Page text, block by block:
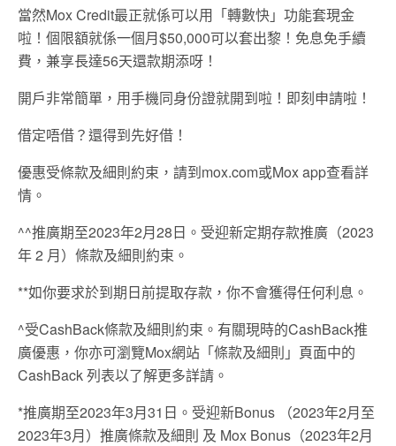
當然Mox Credit最正就係可以用「轉數快」功能套現金
啦！個限額就係一個月$50,000可以套出黎！免息免手續
費，兼享長達56天還款期添呀！
開戶非常簡單，用手機同身份證就開到啦！即刻申請啦！
借定唔借？還得到先好借！
優惠受條款及細則約束，請到mox.com或Mox app查看詳
情。
^^推廣期至2023年2月28日。受迎新定期存款推廣（2023
年 2 月）條款及細則約束。
**如你要求於到期日前提取存款，你不會獲得任何利息。
^受CashBack條款及細則約束。有關現時的CashBack推
廣優惠，你亦可瀏覽Mox網站「條款及細則」頁面中的
CashBack 列表以了解更多詳請。
*推廣期至2023年3月31日。受迎新Bonus （2023年2月至
2023年3月）推廣條款及細則 及 Mox Bonus（2023年2月